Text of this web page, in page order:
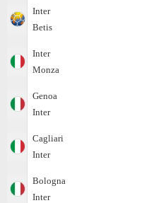
Inter
Betis
Inter
Monza
Genoa
Inter
Cagliari
Inter
Bologna
Inter